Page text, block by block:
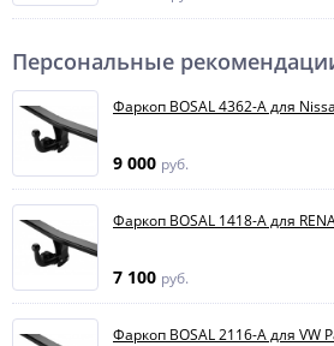
Персональные
Фаркоп BOSAL 4362-A для
9 000 руб.
Фаркоп BOSAL 1418-A для
7 100 руб.
Фаркоп BOSAL 2116-A для VW